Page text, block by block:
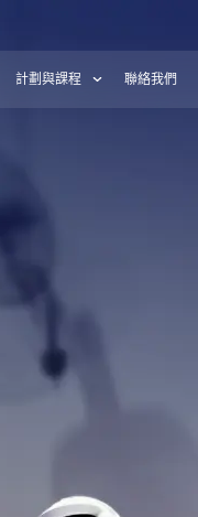
計劃與課程 聯絡我們